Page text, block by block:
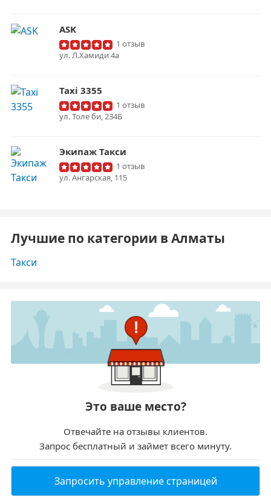
ASK
1 отзыв
ул. Л.Хамиди 4а
Taxi 3355
1 отзыв
ул. Толе би, 234Б
Экипаж Такси
1 отзыв
ул. Ангарская, 115
Лучшие по категории в Алматы
Такси
Это ваше место?
Отвечайте на отзывы клиентов.
Запрос бесплатный и займет всего минуту.
Запросить управление страницей